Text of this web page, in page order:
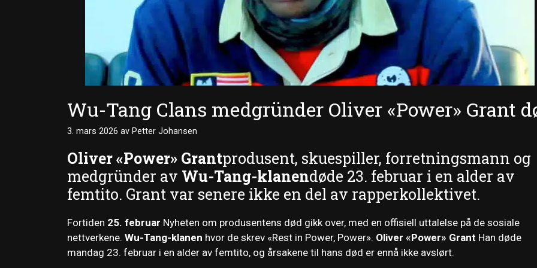
Wu-Tang Clans medgründer Oliver «Power» Grant
3. mars 2026 av Petter Johansen
Oliver «Power» Grantprodusent, skuespiller, forretningsmann og
medgründer av Wu-Tang-klanendøde 23. februar i en alder av
femtito. Grant var senere ikke en del av rapperkollektivet.
Fortiden 25. februar Nyheten om produsentens død gikk over, med en offisiell uttalelse på de sosiale
nettverkene. Wu-Tang-klanen hvor de skrev «Rest in Power, Power». Oliver «Power» Grant Han døde
mandag 23. februar i en alder av femtito, og årsakene til hans død er ennå ikke avslørt.